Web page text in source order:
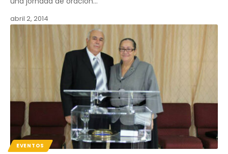
abril 2, 2014
EVENTOS